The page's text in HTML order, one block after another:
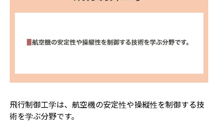
飛行制御工学は、航空機の安定性や操縦性を制御する技
術を学ぶ分野です。